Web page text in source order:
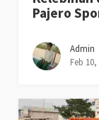
Pajero
Admin
Feb 10,